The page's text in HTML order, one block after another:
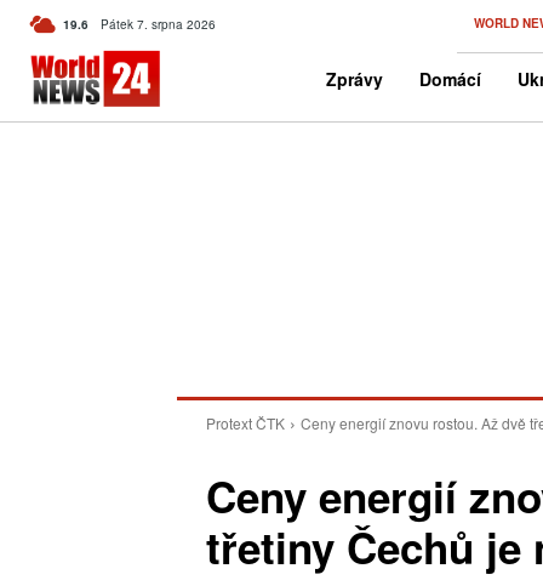
19.6 C Czech
Pátek 7. srpna 2026 WORLD
Zprávy Domácí
Protext ČTK Ceny energií znovu rostou. Až dvě
Ceny energií
třetiny Čechů je